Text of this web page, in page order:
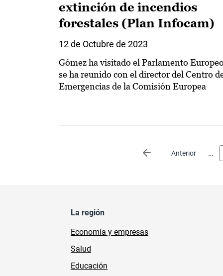
extinción de incendios
forestales (Plan Infocam)
12 de Octubre de 2023
Gómez ha visitado el Parlamento
se ha reunido con el director del Centro
Emergencias de la Comisión Europea
Anterior
Página anterior …
La región
Economía y empresas
Salud
Educación